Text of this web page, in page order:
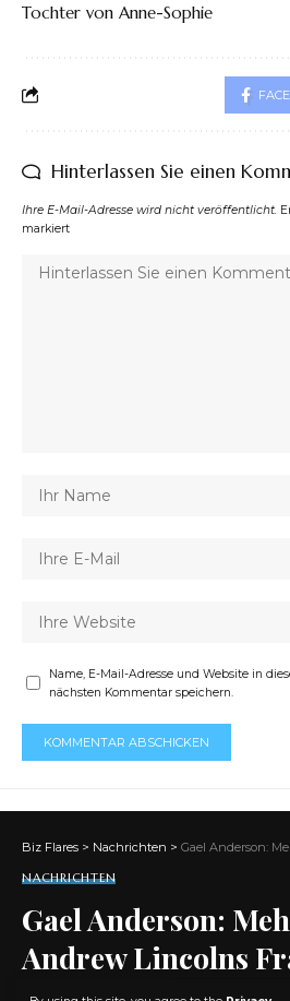
Tochter von Anne-Sophie
Hinterlassen Sie einen
Ihre E-Mail-Adresse wird nicht veröffentlicht.
markiert
Name, E-Mail-Adresse und Website in
nächsten Kommentar speichern.
Biz Flares > Nachrichten > Gael Anderson:
NACHRICHTEN
Gael Anderson:
Andrew Lincolns